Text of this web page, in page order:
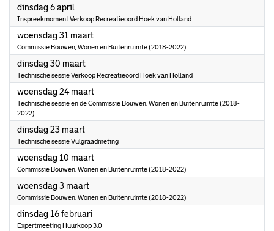
dinsdag 6 april
Inspreekmoment Verkoop Recreatieoord Hoek van Holland
woensdag 31 maart2021
Commissie Bouwen, Wonen en Buitenruimte (2018-2022)
dinsdag 30 maart2021
Technische sessie Verkoop Recreatieoord Hoek van Holland
woensdag 24 maart2021
Technische sessie en de Commissie Bouwen, Wonen en Buitenruimte (2018-
2022)
dinsdag 23 maart2021
Technische sessie Vulgraadmeting
woensdag 10 maart2021
Commissie Bouwen, Wonen en Buitenruimte (2018-2022)
woensdag 3 maart2021
Commissie Bouwen, Wonen en Buitenruimte (2018-2022)
dinsdag 16 februari
Expertmeeting Huurkoop 3.0